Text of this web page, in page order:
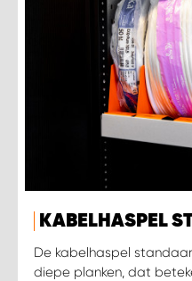
KABELHASPEL
De kabelhaspel
diepe planken, dat